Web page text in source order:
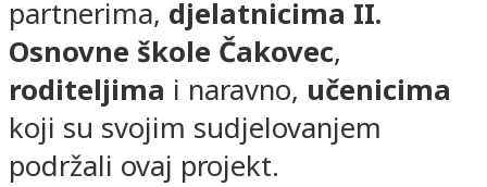
partnerima, djelatnicima II.
Osnovne škole Čakovec,
roditeljima i naravno, učenicima
koji su svojim sudjelovanjem
podržali ovaj projekt.